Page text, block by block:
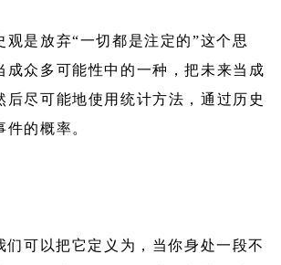
观是放弃“一切都是注定的”这个思
成众多可能性中的一种，把未来当成
后尽可能地使用统计方法，通过历史
的概率。
们可以把它定义为，当你身处一段不